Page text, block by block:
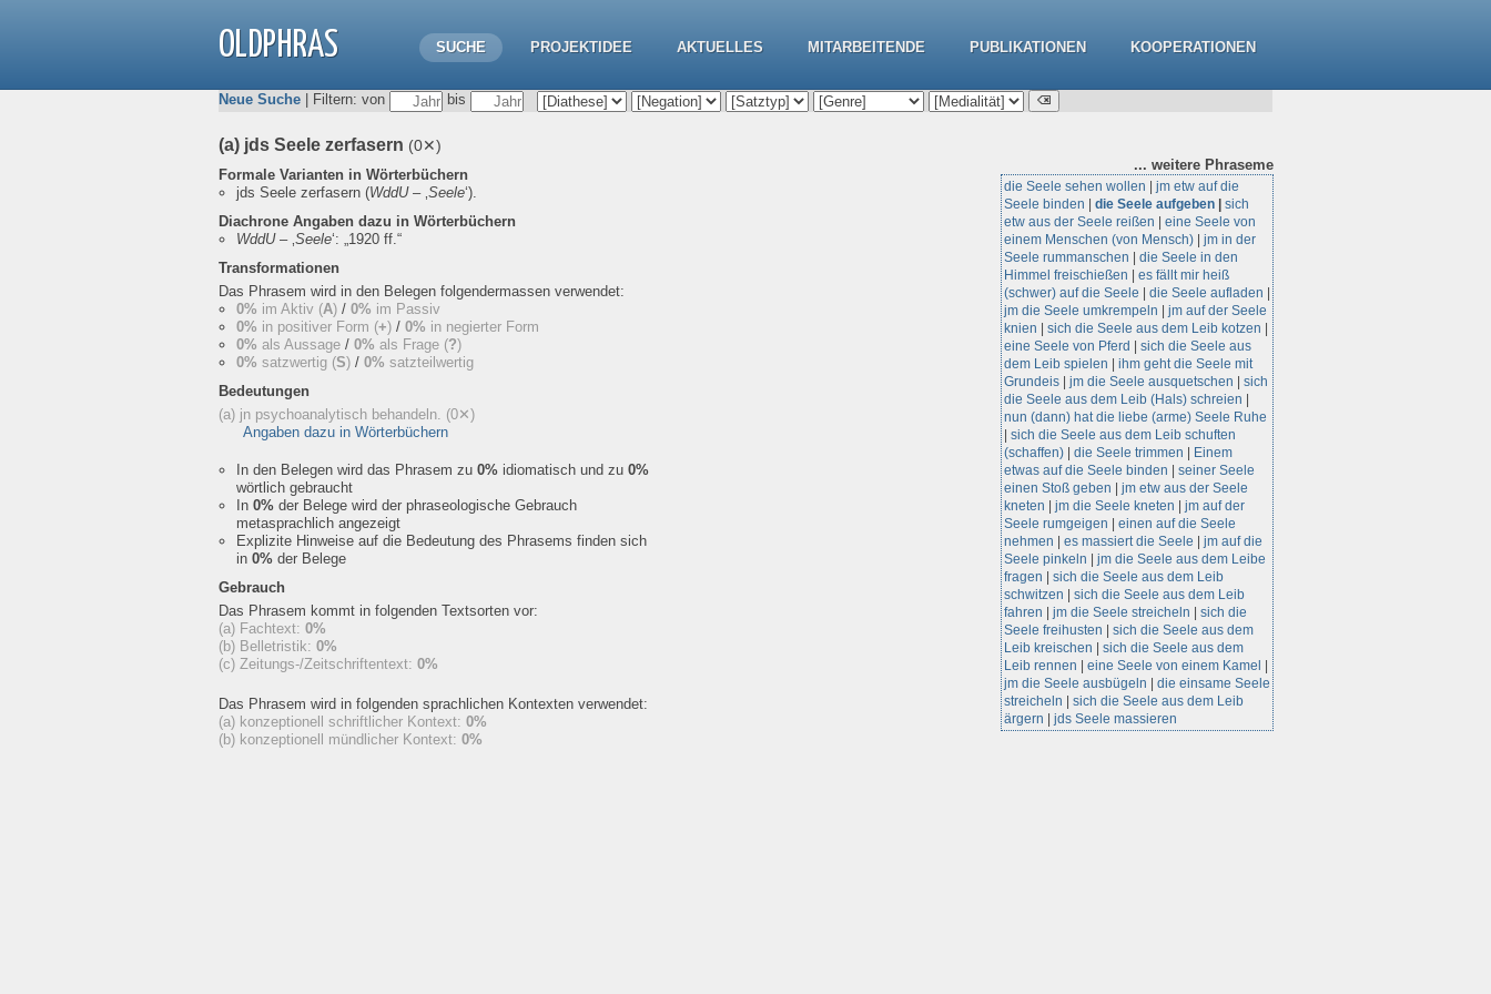
OLDPHRAS SUCHE PROJEKTIDEE AKTUELLES MITARBEITENDE PUBLIKATIONEN KOOPERATIONEN
Neue Suche | Filtern: von bis
(a) jds Seele zerfasern (0✕)
Formale Varianten in Wörterbüchern
jds Seele zerfasern (WddU– ‚Seele‘).
Diachrone Angaben dazu in Wörterbüchern
WddU– ‚Seele‘: „1920 ff.“
Transformationen
Das Phrasem wird in den Belegen folgendermassen verwendet:
0% im Aktiv (A) / 0% im Passiv
0% in positiver Form (+) / 0% in negierter Form
0% als Aussage / 0% als Frage (?)
0% satzwertig (S) / 0% satzteilwertig
Bedeutungen
(a) jn psychoanalytisch behandeln. (0✕)
Angaben dazu in Wörterbüchern
In den Belegen wird das Phrasem zu 0% idiomatisch und zu 0%
wörtlich gebraucht
In 0% der Belege wird der phraseologische Gebrauch
metasprachlich angezeigt
Explizite Hinweise auf die Bedeutung des Phrasems finden sich
in 0% der Belege
Gebrauch
Das Phrasem kommt in folgenden Textsorten vor:
(a) Fachtext: 0%
(b) Belletristik: 0%
(c) Zeitungs-/Zeitschriftentext: 0%
Das Phrasem wird in folgenden sprachlichen Kontexten verwendet:
(a) konzeptionell schriftlicher Kontext: 0%
(b) konzeptionell mündlicher Kontext: 0%
... weitere Phraseme
die Seele sehen wollen
jm etw auf die
Seele binden
die Seele aufgeben
sich
etw aus der Seele reißen
eine Seele von
einem Menschen (von Mensch)
jm in der
Seele rummanschen
die Seele in den
Himmel freischießen
es fällt mir heiß
(schwer) auf die Seele
die Seele aufladen
jm die Seele umkrempeln
jm auf der Seele
knien
sich die Seele aus dem Leib kotzen
eine Seele von Pferd
sich die Seele aus
dem Leib spielen
ihm geht die Seele mit
Grundeis
jm die Seele ausquetschen
sich
die Seele aus dem Leib (Hals) schreien
nun (dann) hat die liebe (arme) Seele Ruhe
sich die Seele aus dem Leib schuften
(schaffen)
die Seele trimmen
Einem
etwas auf die Seele binden
seiner Seele
einen Stoß geben
jm etw aus der Seele
kneten
jm die Seele kneten
jm auf der
Seele rumgeigen
einen auf die Seele
nehmen
es massiert die Seele
jm auf die
Seele pinkeln
jm die Seele aus dem Leibe
fragen
sich die Seele aus dem Leib
schwitzen
sich die Seele aus dem Leib
fahren
jm die Seele streicheln
sich die
Seele freihusten
sich die Seele aus dem
Leib kreischen
sich die Seele aus dem
Leib rennen
eine Seele von einem Kamel
jm die Seele ausbügeln
die einsame Seele
streicheln
sich die Seele aus dem Leib
ärgern
jds Seele massieren